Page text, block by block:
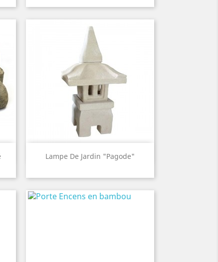
Red
Lampe De Jardin "Pagode"
 Aperçu rapide
Red